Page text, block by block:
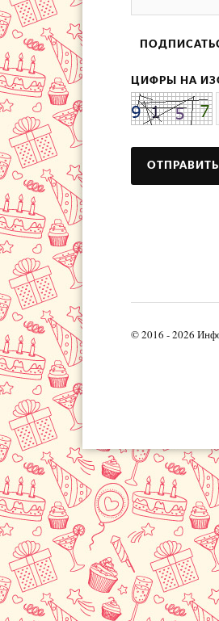
ЦИФРЫ НА
© 2016 - 2026